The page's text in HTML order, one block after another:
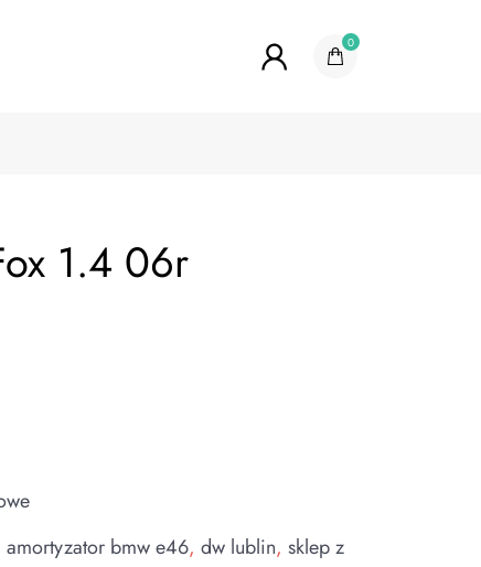
0
1.4 06r
amortyzator bmw e46,dw lublin,sklep z